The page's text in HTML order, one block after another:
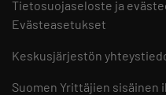
Tietosuojaseloste ja
Evästeasetukset
Keskusjärjestön
Suomen Yrittäjien sisäinen